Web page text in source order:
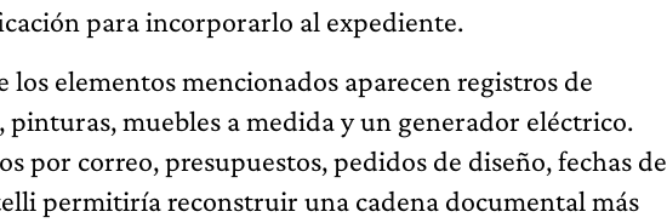
para incorporarlo al expediente.
elementos mencionados aparecen registros de
pinturas, muebles a medida y un generador eléctrico.
por correo, presupuestos, pedidos de diseño, fechas de
permitiría reconstruir una cadena documental más